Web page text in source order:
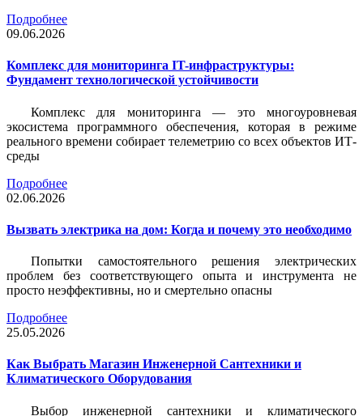
Подробнее
09.06.2026
Комплекс для мониторинга IT-инфраструктуры:
Фундамент технологической устойчивости
Комплекс для мониторинга — это многоуровневая
экосистема программного обеспечения, которая в режиме
реального времени собирает телеметрию со всех объектов ИТ-
среды
Подробнее
02.06.2026
Вызвать электрика на дом: Когда и почему это необходимо
Попытки самостоятельного решения электрических
проблем без соответствующего опыта и инструмента не
просто неэффективны, но и смертельно опасны
Подробнее
25.05.2026
Как Выбрать Магазин Инженерной Сантехники и
Климатического Оборудования
Выбор инженерной сантехники и климатического